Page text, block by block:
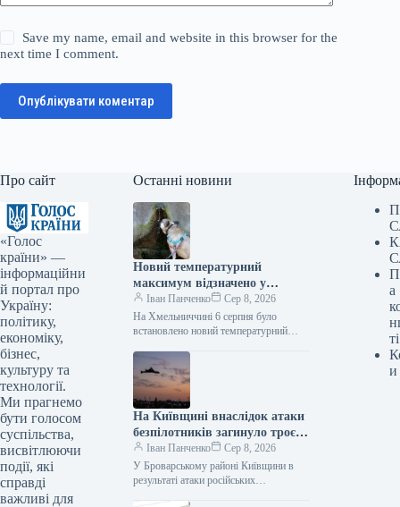
Save my name, email and website in this browser for the
next time I comment.
Опублікувати коментар
Про сайт
«Голос
країни» —
інформаційни
й портал про
Україну:
політику,
економіку,
бізнес,
культуру та
технології.
Ми прагнемо
бути голосом
суспільства,
висвітлюючи
події, які
справді
важливі для
Останні новини
Новий температурний
максимум відзначено у
Хмельницькій області
Іван Панченко
Сер 8, 2026
На Хмельниччині 6 серпня було
встановлено новий температурний
позначки +38,4°C. Цю інформацію
оприлюднив Хмельницький
обласний…
На Київщині внаслідок атаки
безпілотників загинуло троє
осіб, включно з дитиною.
Іван Панченко
Сер 8, 2026
У Броварському районі Київщини в
результаті атаки російських
а
ті
и